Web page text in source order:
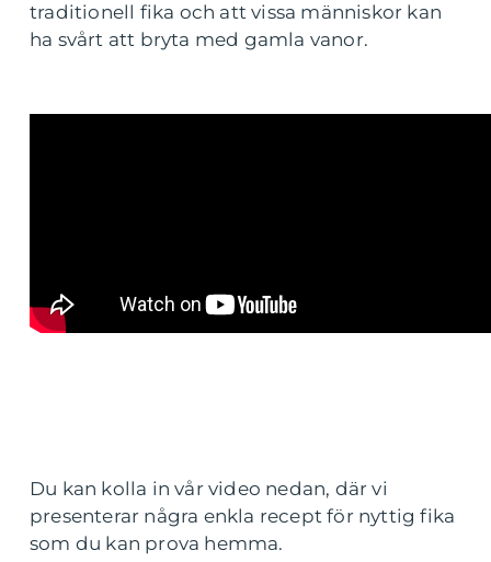
traditionell fika och att vissa människor kan
ha svårt att bryta med gamla vanor.
Du kan kolla in vår video nedan, där vi
presenterar några enkla recept för nyttig fika
som du kan prova hemma.